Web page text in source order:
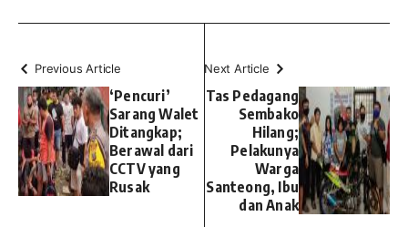
Previous Article
‘Pencuri’
Sarang Walet
Ditangkap;
Berawal dari
CCTV yang
Rusak
Next Article
Tas Pedagang
Sembako
Hilang;
Pelakunya
Warga
Santeong, Ibu
dan Anak